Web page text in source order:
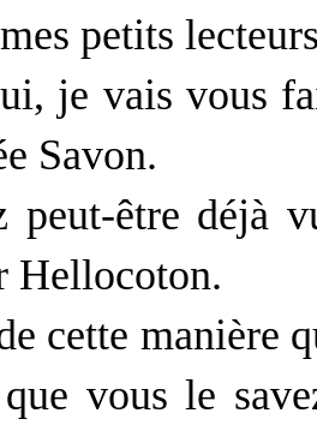
petits
je vais vous
Savon.
peut-être déjà
Hellocoton.
cette manière
vous le